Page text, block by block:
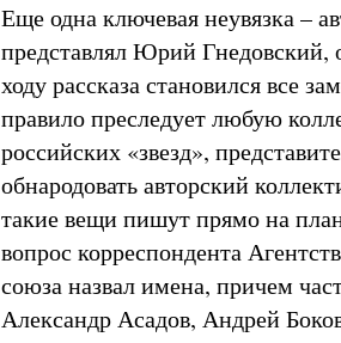
Еще одна ключевая неувязка –
представлял Юрий Гнедовский,
ходу рассказа становился все
правило преследует любую
российских «звезд»,
обнародовать авторский
такие вещи пишут прямо на
вопрос корреспондента
союза назвал имена, причем
Александр Асадов, Андрей